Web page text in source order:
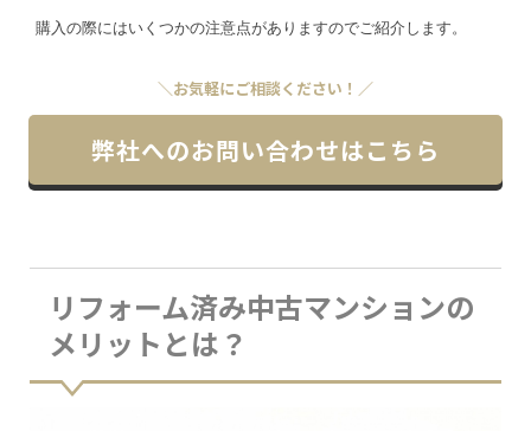
購入の際にはいくつかの注意点がありますのでご紹介します。
＼お気軽にご相談ください！／
弊社へのお問い合わせはこちら
リフォーム済み中古マンションの
メリットとは？